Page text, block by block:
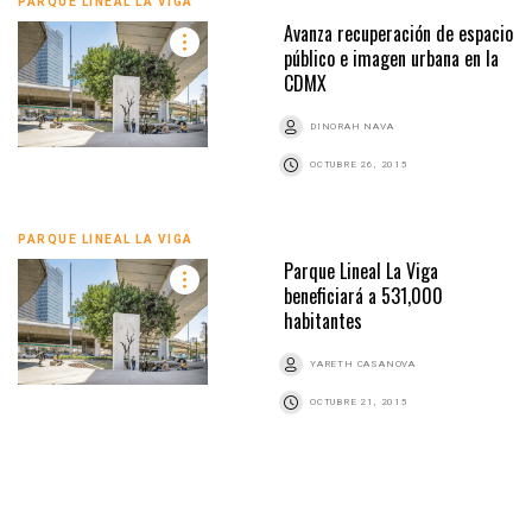
Avanza recuperación de espacio
público e imagen urbana en la
CDMX
DINORAH NAVA
OCTUBRE 26, 2015
PARQUE LINEAL LA VIGA
Parque Lineal La Viga
beneficiará a 531,000
habitantes
YARETH CASANOVA
OCTUBRE 21, 2015